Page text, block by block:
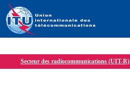
Secteur des radiocommunications (UIT-R)